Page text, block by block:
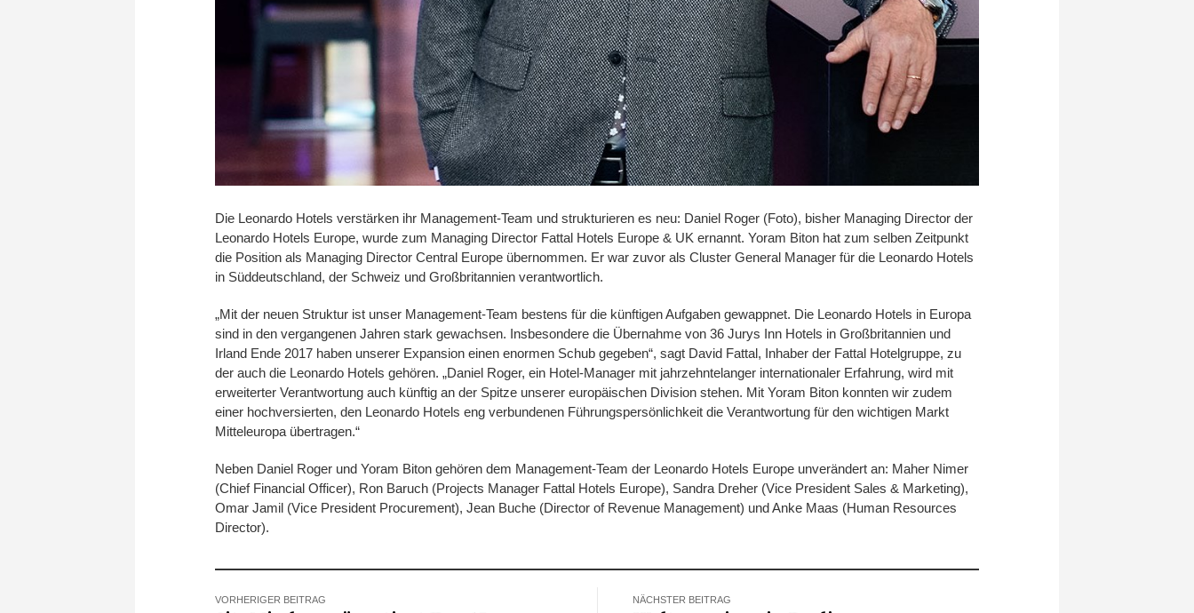
Die Leonardo Hotels verstärken ihr Management-Team und strukturieren es neu: Daniel Roger (Foto), bisher Managing Director der
Leonardo Hotels Europe, wurde zum Managing Director Fattal Hotels Europe & UK ernannt. Yoram Biton hat zum selben Zeitpunkt
die Position als Managing Director Central Europe übernommen. Er war zuvor als Cluster General Manager für die Leonardo Hotels
in Süddeutschland, der Schweiz und Großbritannien verantwortlich.
„Mit der neuen Struktur ist unser Management-Team bestens für die künftigen Aufgaben gewappnet. Die Leonardo Hotels in Europa
sind in den vergangenen Jahren stark gewachsen. Insbesondere die Übernahme von 36 Jurys Inn Hotels in Großbritannien und
Irland Ende 2017 haben unserer Expansion einen enormen Schub gegeben“, sagt David Fattal, Inhaber der Fattal Hotelgruppe, zu
der auch die Leonardo Hotels gehören. „Daniel Roger, ein Hotel-Manager mit jahrzehntelanger internationaler Erfahrung, wird mit
erweiterter Verantwortung auch künftig an der Spitze unserer europäischen Division stehen. Mit Yoram Biton konnten wir zudem
einer hochversierten, den Leonardo Hotels eng verbundenen Führungspersönlichkeit die Verantwortung für den wichtigen Markt
Mitteleuropa übertragen.“
Neben Daniel Roger und Yoram Biton gehören dem Management-Team der Leonardo Hotels Europe unverändert an: Maher Nimer
(Chief Financial Officer), Ron Baruch (Projects Manager Fattal Hotels Europe), Sandra Dreher (Vice President Sales & Marketing),
Omar Jamil (Vice President Procurement), Jean Buche (Director of Revenue Management) und Anke Maas (Human Resources
Director).
VORHERIGER BEITRAG NÄCHSTER BEITRAG